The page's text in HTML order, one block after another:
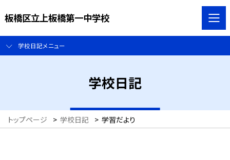
板橋区立上板橋第一中学校
学校日記メニュー
学校日記
トップページ > 学校日記 > 学習だより